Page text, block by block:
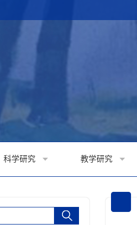
科学研究 教学研究